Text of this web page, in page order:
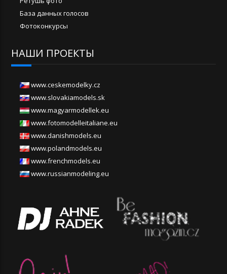
База данных голосов
Фотоконкурсы
НАШИ ПРОЕКТЫ
www.ceskemodelky.cz
www.slovakiamodels.sk
www.magyarmodellek.eu
www.fotomodelleitaliane.eu
www.danishmodels.eu
www.polandmodels.eu
www.frenchmodels.eu
www.russianmodeling.eu